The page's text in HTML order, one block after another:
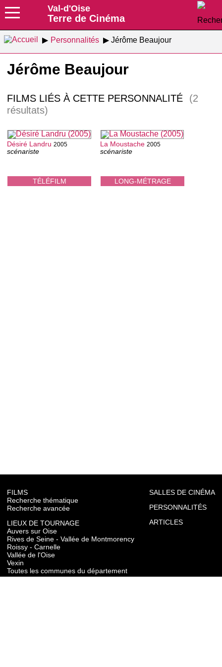
Val-d'Oise
Terre de Cinéma
Personnalités Jérôme Beaujour
Jérôme Beaujour
FILMS LIÉS À CETTE PERSONNALITÉ
(2
résultats)
TÉLÉFILM
Désiré Landru 2005
scénariste
LONG-MÉTRAGE
La Moustache 2005
scénariste
FILMS
Recherche thématique
Recherche avancée
LIEUX DE TOURNAGE
Auvers sur Oise
Rives de Seine - Vallée de Montmorency
Roissy - Carnelle
Vallée de l'Oise
Vexin
Toutes les communes du département
SALLES DE CINÉMA
PERSONNALITÉS
ARTICLES